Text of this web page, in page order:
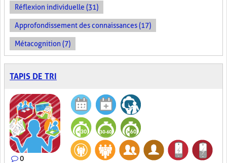
Réflexion individuelle (31)
Approfondissement des connaissances (17)
Métacognition (7)
TAPIS DE TRI
0